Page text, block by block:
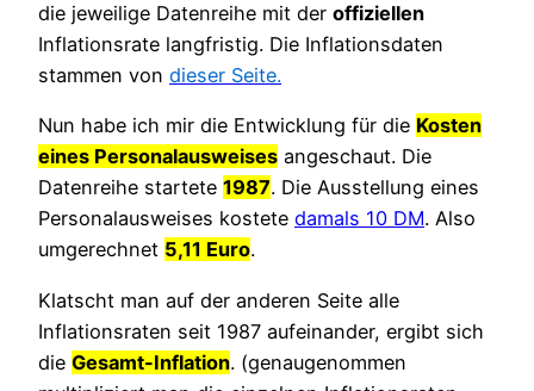
die jeweilige Datenreihe mit der offiziellen
Inflationsrate langfristig. Die Inflationsdaten
stammen von dieser Seite.
Nun habe ich mir die Entwicklung für die Kosten
eines Personalausweises angeschaut. Die
Datenreihe startete 1987. Die Ausstellung eines
Personalausweises kostete damals 10 DM. Also
umgerechnet 5,11 Euro.
Klatscht man auf der anderen Seite alle
Inflationsraten seit 1987 aufeinander, ergibt sich
die Gesamt-Inflation. (genaugenommen